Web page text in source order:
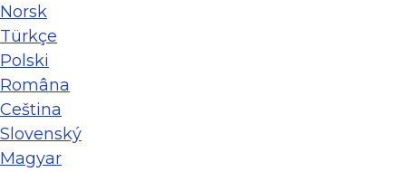
Norsk
Türkçe
Polski
Româna
Ceština
Slovenský
Magyar